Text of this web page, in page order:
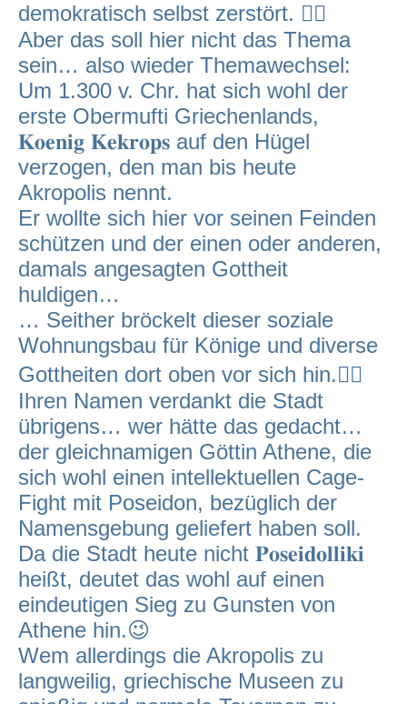
demokratisch selbst zerstört. 🤦‍♂️
Aber das soll hier nicht das Thema
sein… also wieder Themawechsel:
Um 1.300 v. Chr. hat sich wohl der
erste Obermufti Griechenlands,
𝐊𝐨𝐞𝐧𝐢𝐠 𝐊𝐞𝐤𝐫𝐨𝐩𝐬 auf den Hügel
verzogen, den man bis heute
Akropolis nennt.
Er wollte sich hier vor seinen Feinden
schützen und der einen oder anderen,
damals angesagten Gottheit
huldigen…
… Seither bröckelt dieser soziale
Wohnungsbau für Könige und diverse
Gottheiten dort oben vor sich hin.🤷‍♂️
Ihren Namen verdankt die Stadt
übrigens… wer hätte das gedacht…
der gleichnamigen Göttin Athene, die
sich wohl einen intellektuellen Cage-
Fight mit Poseidon, bezüglich der
Namensgebung geliefert haben soll.
Da die Stadt heute nicht 𝐏𝐨𝐬𝐞𝐢𝐝𝐨𝐥𝐥𝐢𝐤𝐢
heißt, deutet das wohl auf einen
eindeutigen Sieg zu Gunsten von
Athene hin.😉
Wem allerdings die Akropolis zu
langweilig, griechische Museen zu